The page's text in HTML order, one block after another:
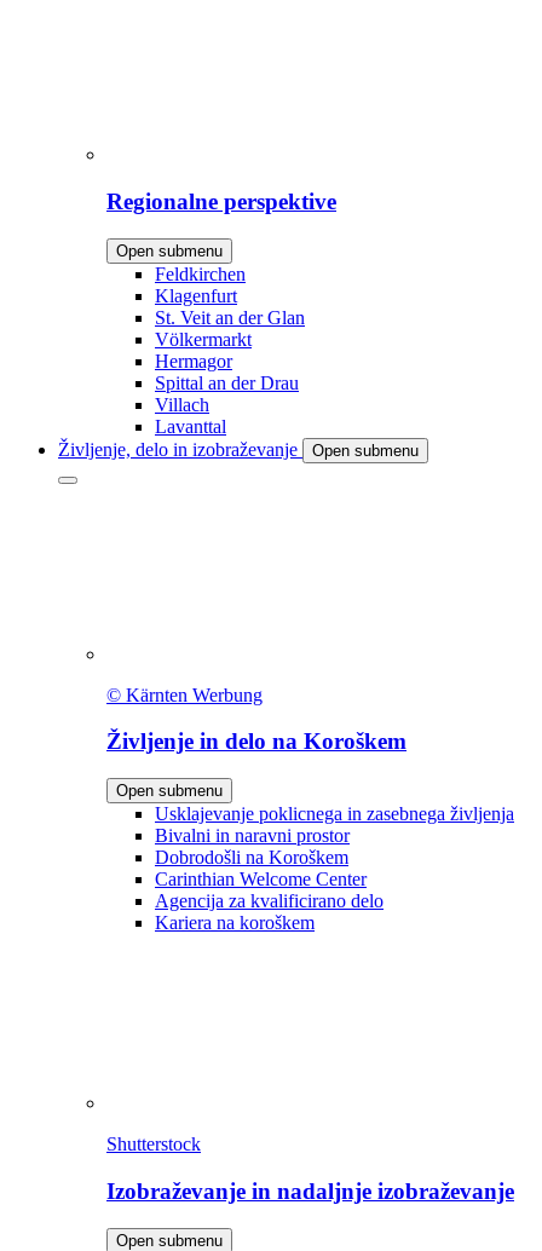
Regionalne perspektive
Open submenu
Feldkirchen
Klagenfurt
St. Veit an der Glan
Völkermarkt
Hermagor
Spittal an der Drau
Villach
Lavanttal
Življenje, delo in izobraževanje
Open submenu
© Kärnten Werbung
Življenje in delo na Koroškem
Open submenu
Usklajevanje poklicnega in zasebnega življenja
Bivalni in naravni prostor
Dobrodošli na Koroškem
Carinthian Welcome Center
Agencija za kvalificirano delo
Kariera na koroškem
Shutterstock
Izobraževanje in nadaljnje izobraževanje
Open submenu